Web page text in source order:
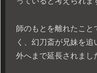
師のもとを離れたこと
く、幻刀斎が兄妹を
外へまで延長されまし